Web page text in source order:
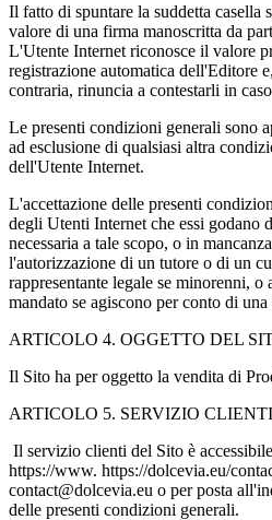
Il fatto di spuntare la suddetta casella
valore di una firma manoscritta da
L'Utente Internet riconosce il valore
registrazione automatica dell'Editore
contraria, rinuncia a contestarli in
Le presenti condizioni generali sono
ad esclusione di qualsiasi altra
dell'Utente Internet.
L'accettazione delle presenti
degli Utenti Internet che essi godano
necessaria a tale scopo, o in
l'autorizzazione di un tutore o di un
rappresentante legale se minorenni,
mandato se agiscono per conto di
ARTICOLO 4. OGGETTO DEL
Il Sito ha per oggetto la vendita di
ARTICOLO 5. SERVIZIO CLIENTI
Il servizio clienti del Sito è
https://www. https://dolcevia.eu/
contact@dolcevia.eu o per posta
delle presenti condizioni generali.